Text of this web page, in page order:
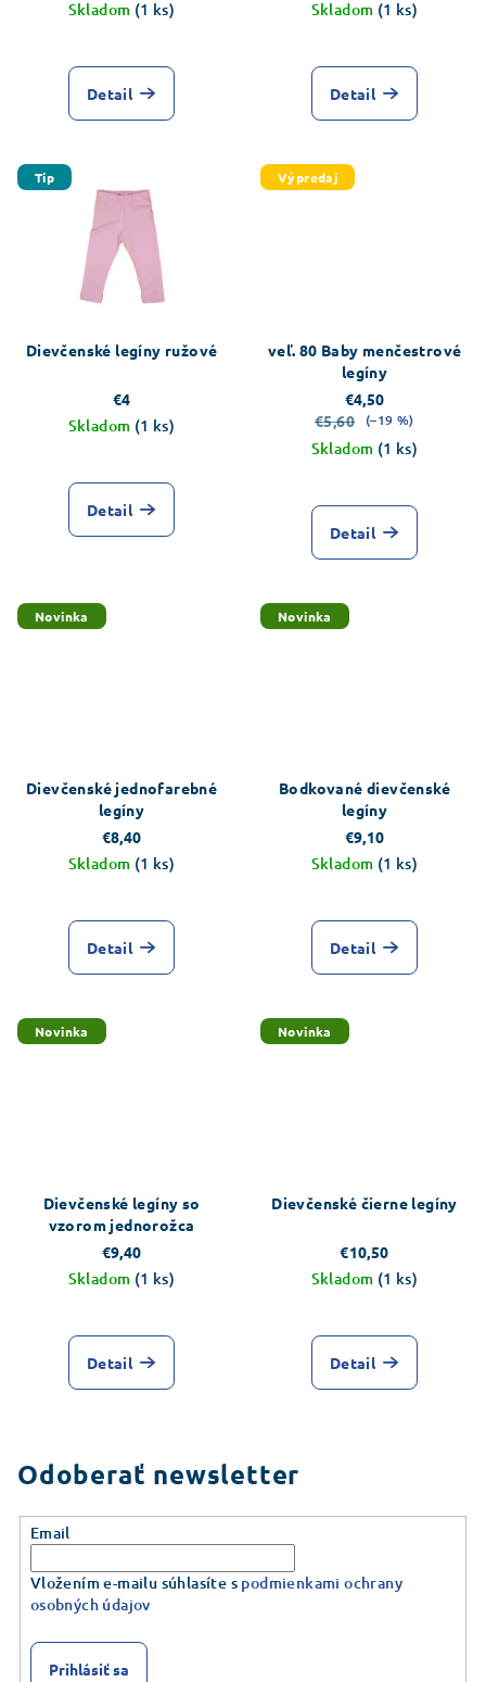
Skladom (1 ks)
Detail
Skladom (1 ks)
Detail
Tip
Dievčenské legíny ružové
€4
Skladom (1 ks)
Detail
Výpredaj
veľ. 80 Baby menčestrové
legíny
€4,50
€5,60
(–19 %)
Skladom (1 ks)
Detail
Novinka
Dievčenské jednofarebné
legíny
€8,40
Skladom (1 ks)
Detail
Novinka
Bodkované dievčenské
legíny
€9,10
Skladom (1 ks)
Detail
Novinka
Dievčenské legíny so
vzorom jednorožca
€9,40
Skladom (1 ks)
Detail
Novinka
Dievčenské čierne legíny
€10,50
Skladom (1 ks)
Detail
Odoberať newsletter
Email
Vložením e-mailu súhlasíte s podmienkami ochrany
osobných údajov
Prihlásiť sa